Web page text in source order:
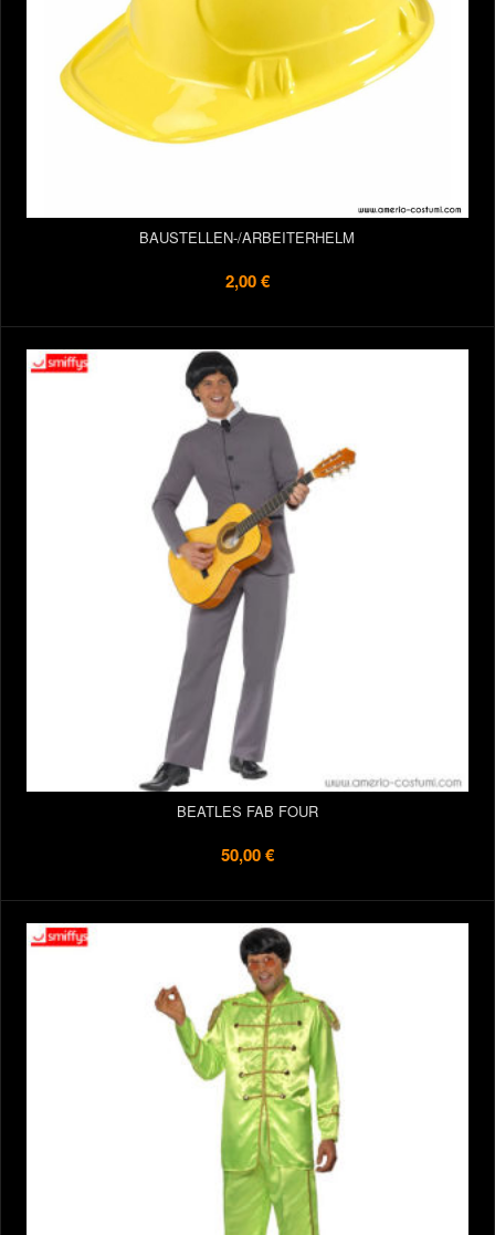
BAUSTELLEN-/ARBEITERHELM
2,00 €
BEATLES FAB FOUR
50,00 €